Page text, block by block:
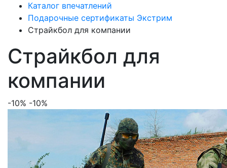
Каталог впечатлений
Подарочные сертификаты Экстрим
Страйкбол для компании
Страйкбол для
компании
-10% -10%